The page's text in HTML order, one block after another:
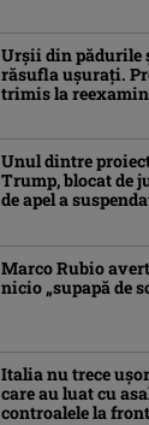
Urșii din pădurile
răsufla ușurați.
trimis la
Unul dintre
Trump, blocat de
de apel a
Marco Rubio
nicio „supapă de
Italia nu trece
care au luat cu
controalele la